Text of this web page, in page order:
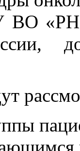
ВО